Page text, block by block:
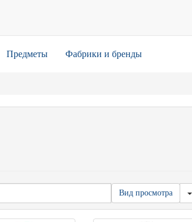
Предметы Фабрики и бренды
Вид просмотра